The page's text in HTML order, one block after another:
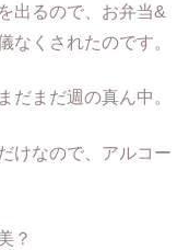
出るので、お弁当&
なくされたのです。
だまだ週の真ん中。
けなので、アルコー
？